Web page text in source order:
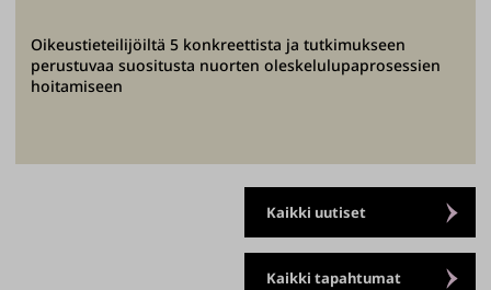
Oikeustieteilijöiltä 5 konkreettista ja tutkimukseen
perustuvaa suositusta nuorten oleskelulupaprosessien
hoitamiseen
Kaikki uutiset
Kaikki tapahtumat